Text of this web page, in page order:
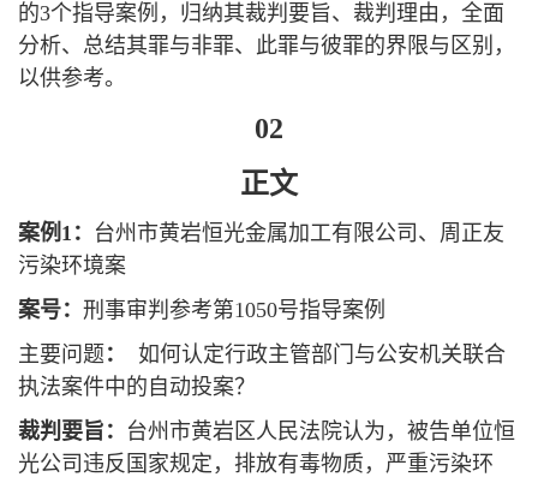
的3个指导案例，归纳其裁判要旨、裁判理由，全面
分析、总结其罪与非罪、此罪与彼罪的界限与区别，
以供参考。
02
正文
案例1 ： 台州市黄岩恒光金属加工有限公司、周正友
污染环境案
案号： 刑事审判参考第1050号指导案例
主要问题 ：
如何认定行政主管部门与公安机关联合
执法案件中的自动投案？
裁判要旨： 台州市黄岩区人民法院认为，被告单位恒
光公司违反国家规定，排放有毒物质，严重污染环